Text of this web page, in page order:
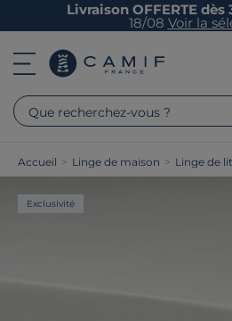
Livraison OFFERTE dès
18/08 Voir la
Que recherchez-vous ?
Accueil > Linge de maison > Linge de lit
Exclusivité